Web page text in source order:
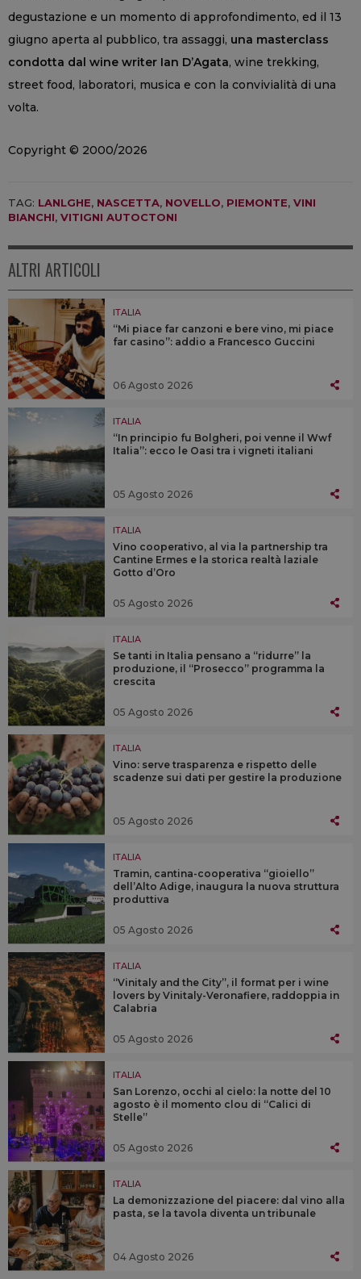
degustazione e un momento di approfondimento, ed il 13
giugno aperta al pubblico, tra assaggi, una masterclass
condotta dal wine writer Ian D’Agata, wine trekking,
street food, laboratori, musica e con la convivialità di una
volta.
Copyright © 2000/2026
TAG: LANLGHE, NASCETTA, NOVELLO, PIEMONTE, VINI
BIANCHI, VITIGNI AUTOCTONI
ALTRI ARTICOLI
ITALIA
“Mi piace far canzoni e bere vino, mi piace
far casino”: addio a Francesco Guccini
06 Agosto 2026
ITALIA
“In principio fu Bolgheri, poi venne il Wwf
Italia”: ecco le Oasi tra i vigneti italiani
05 Agosto 2026
ITALIA
Vino cooperativo, al via la partnership tra
Cantine Ermes e la storica realtà laziale
Gotto d’Oro
05 Agosto 2026
ITALIA
Se tanti in Italia pensano a “ridurre” la
produzione, il “Prosecco” programma la
crescita
05 Agosto 2026
ITALIA
Vino: serve trasparenza e rispetto delle
scadenze sui dati per gestire la produzione
05 Agosto 2026
ITALIA
Tramin, cantina-cooperativa “gioiello”
dell’Alto Adige, inaugura la nuova struttura
produttiva
05 Agosto 2026
ITALIA
“Vinitaly and the City”, il format per i wine
lovers by Vinitaly-Veronafiere, raddoppia in
Calabria
05 Agosto 2026
ITALIA
San Lorenzo, occhi al cielo: la notte del 10
agosto è il momento clou di “Calici di
Stelle”
05 Agosto 2026
ITALIA
La demonizzazione del piacere: dal vino alla
pasta, se la tavola diventa un tribunale
04 Agosto 2026